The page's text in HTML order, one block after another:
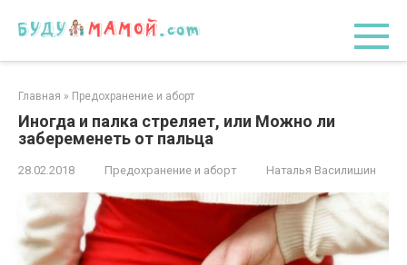
Главная » Предохранение и аборт
Иногда и палка стреляет, или Можно ли
забеременеть от пальца
28.02.2018 Предохранение и аборт Наталья Василишин